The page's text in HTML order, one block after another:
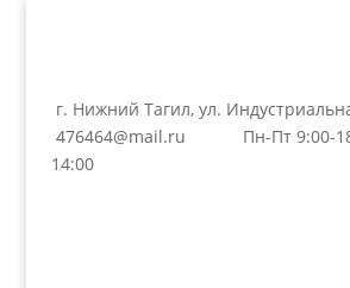
г. Нижний Тагил, ул.
476464@mail.ru
Пн-Пт 9:00-
14:00